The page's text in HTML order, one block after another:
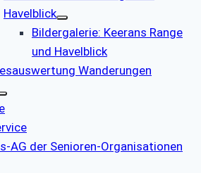
Havelblick
Bildergalerie: Keerans Range
und Havelblick
Wanderungen
AG der Senioren-Organisationen